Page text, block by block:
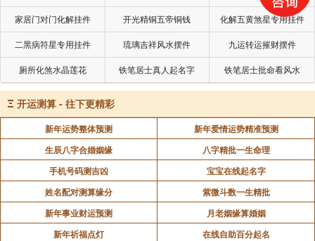
家居门对门化解挂件 开光精铜五帝铜钱 化解五黄煞星专用挂件
二黑病符星专用挂件 琉璃吉祥风水摆件 九运转运摧财摆件
厕所化煞水晶莲花 铁笔居士真人起名字 铁笔居士批命看风水
Ξ 开运测算 - 往下更精彩
新年运势整体预测
新年爱情运势精准预测
生辰八字合婚姻缘
八字精批一生命理
手机号码测吉凶
宝宝在线起名字
姓名配对测算缘分
紫微斗数一生精批
新年事业财运预测
月老姻缘算婚姻
新年祈福点灯
在线自助百分起名